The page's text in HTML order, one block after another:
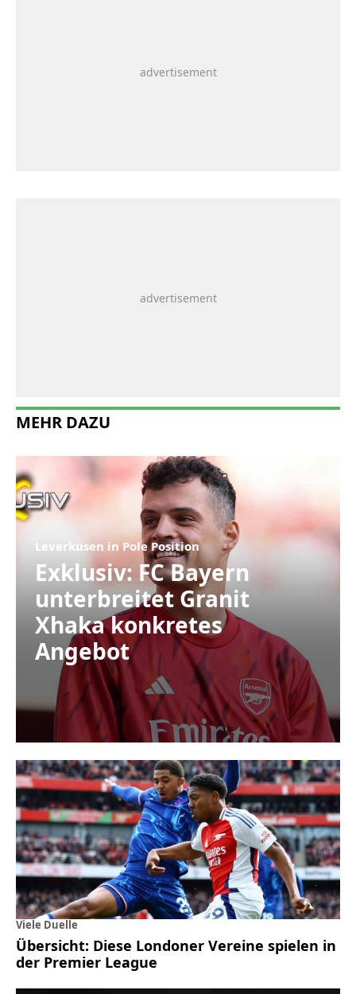
MEHR DAZU
Leverkusen in Pole Position
Exklusiv: FC Bayern
unterbreitet Granit
Xhaka konkretes
Angebot
Viele Duelle
Übersicht: Diese Londoner Vereine spielen in
der Premier League